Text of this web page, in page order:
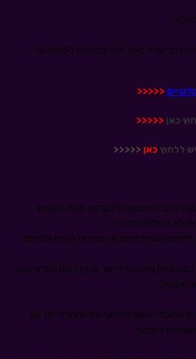
יוצרת באזז חיובי ומודעות ליכולת של
<<<<<
כאן <<<<<
ללחוץ כאן <<<<<
על השימוש בלינקדאין. אחת הטעיות
לא צריכים הדרכה.
החיפוש המתקדמות או הדרכים לקדם ולפרסם
ומטרתה ליישר קו בין כולם ולוודא שהם
האקטיבי
ספונסר שיאמין וידחוף את התהליך יחד עם
הזה בהמשך.